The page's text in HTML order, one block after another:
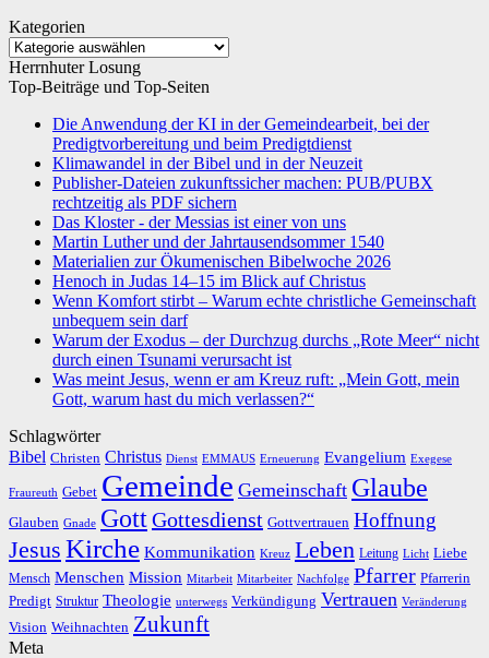
Kategorien
Kategorien
Herrnhuter Losung
Top-Beiträge und Top-Seiten
Die Anwendung der KI in der Gemeindearbeit, bei der
Predigtvorbereitung und beim Predigtdienst
Klimawandel in der Bibel und in der Neuzeit
Publisher-Dateien zukunftssicher machen: PUB/PUBX
rechtzeitig als PDF sichern
Das Kloster - der Messias ist einer von uns
Martin Luther und der Jahrtausendsommer 1540
Materialien zur Ökumenischen Bibelwoche 2026
Henoch in Judas 14–15 im Blick auf Christus
Wenn Komfort stirbt – Warum echte christliche Gemeinschaft
unbequem sein darf
Warum der Exodus – der Durchzug durchs „Rote Meer“ nicht
durch einen Tsunami verursacht ist
Was meint Jesus, wenn er am Kreuz ruft: „Mein Gott, mein
Gott, warum hast du mich verlassen?“
Schlagwörter
Bibel Christen Christus Dienst EMMAUS Erneuerung Evangelium Exegese
Fraureuth Gebet Gemeinde Gemeinschaft Glaube
Glauben Gnade GottGottesdienst Gottvertrauen Hoffnung
Jesus Kirche Kommunikation Kreuz Leben Leitung Licht Liebe
Mensch Menschen Mission Mitarbeit Mitarbeiter Nachfolge Pfarrer Pfarrerin
Predigt Struktur Theologie unterwegs Verkündigung Vertrauen Veränderung
Vision Weihnachten Zukunft
Meta